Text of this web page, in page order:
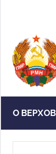
содержанию
О